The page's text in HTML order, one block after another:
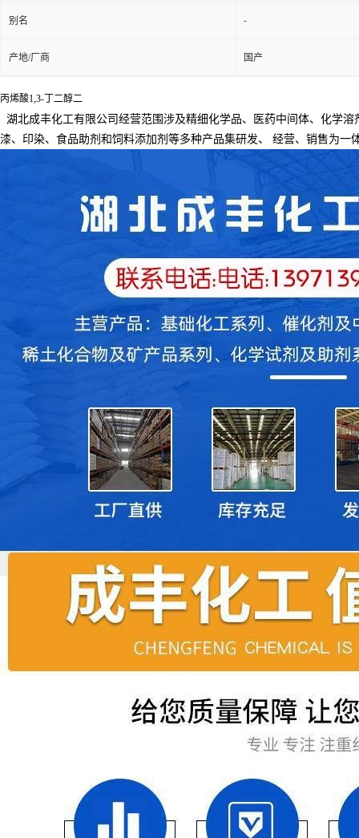
别名 -
产地/厂商 国产
丙烯酸1,3-丁二醇二
湖北成丰化工有限公司经营范围涉及精细化学品、医药中间体、化学
漆、印染、食品助剂和饲料添加剂等多种产品集研发、
经营、销售为一